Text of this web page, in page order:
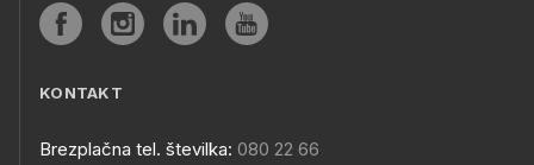
KONTAKT
Brezplačna tel. številka: 080 22 66